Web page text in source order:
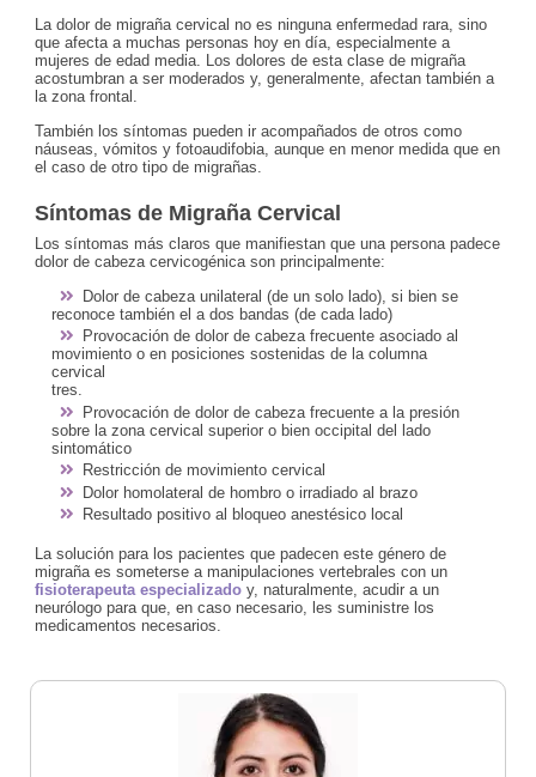
La dolor de migraña cervical no es ninguna enfermedad rara, sino
que afecta a muchas personas hoy en día, especialmente a
mujeres de edad media. Los dolores de esta clase de migraña
acostumbran a ser moderados y, generalmente, afectan también a
la zona frontal.
También los síntomas pueden ir acompañados de otros como
náuseas, vómitos y fotoaudifobia, aunque en menor medida que en
el caso de otro tipo de migrañas.
Síntomas de Migraña Cervical
Los síntomas más claros que manifiestan que una persona padece
dolor de cabeza cervicogénica son principalmente:
Dolor de cabeza unilateral (de un solo lado), si bien se
reconoce también el a dos bandas (de cada lado)
Provocación de dolor de cabeza frecuente asociado al
movimiento o en posiciones sostenidas de la columna
cervical
tres.
Provocación de dolor de cabeza frecuente a la presión
sobre la zona cervical superior o bien occipital del lado
sintomático
Restricción de movimiento cervical
Dolor homolateral de hombro o irradiado al brazo
Resultado positivo al bloqueo anestésico local
La solución para los pacientes que padecen este género de
migraña es someterse a manipulaciones vertebrales con un
fisioterapeuta especializado y, naturalmente, acudir a un
neurólogo para que, en caso necesario, les suministre los
medicamentos necesarios.